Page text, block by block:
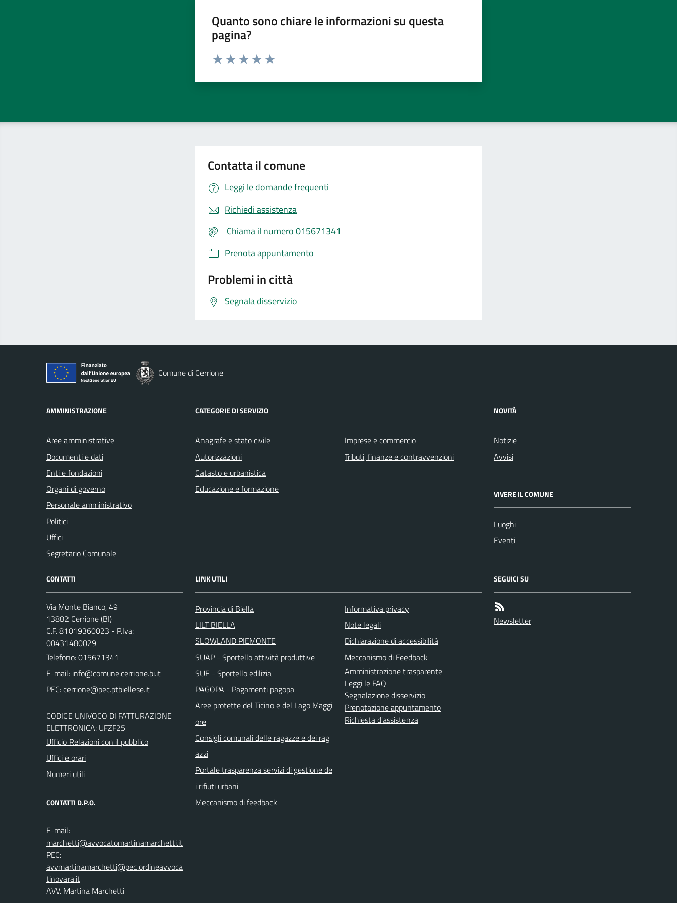
Quanto sono chiare le informazioni su questa
pagina?
Valuta da 1 a 5 stelle la pagina
Contatta il comune
Leggi le domande frequenti
Richiedi assistenza
Chiama il numero 015671341
Prenota appuntamento
Problemi in città
Segnala disservizio
Comune di Cerrione
AMMINISTRAZIONE
Aree amministrative
Documenti e dati
Enti e fondazioni
Organi di governo
Personale amministrativo
Politici
Uffici
Segretario Comunale
CATEGORIE DI SERVIZIO
Anagrafe e stato civile
Autorizzazioni
Catasto e urbanistica
Educazione e formazione
Imprese e commercio
Tributi, finanze e contravvenzioni
NOVITÀ
Notizie
Avvisi
VIVERE IL COMUNE
Luoghi
Eventi
CONTATTI
Via Monte Bianco, 49
13882 Cerrione (BI)
C.F. 81019360023 - P.Iva:
00431480029
Telefono:015671341
E-mail:
PEC:
CODICE UNIVOCO DI FATTURAZIONE
ELETTRONICA: UFZF25
Ufficio Relazioni con il pubblico
Uffici e orari
Numeri utili
CONTATTI D.P.O.
E-mail:
PEC:
AVV. Martina Marchetti
LINK UTILI
Provincia di Biella
LILT BIELLA
SLOWLAND PIEMONTE
SUAP - Sportello attività produttive
SUE - Sportello edilizia
PAGOPA - Pagamenti pagopa
Aree protette del Ticino e del Lago Maggi
ore
Consigli comunali delle ragazze e dei rag
azzi
Portale trasparenza servizi di gestione de
i rifiuti urbani
Meccanismo di feedback
Informativa privacy
Note legali
Dichiarazione di accessibilità
Meccanismo di Feedback
Amministrazione trasparente
Leggi le FAQ
Segnalazione disservizio
Prenotazione appuntamento
Richiesta d'assistenza
SEGUICI SU
Newsletter